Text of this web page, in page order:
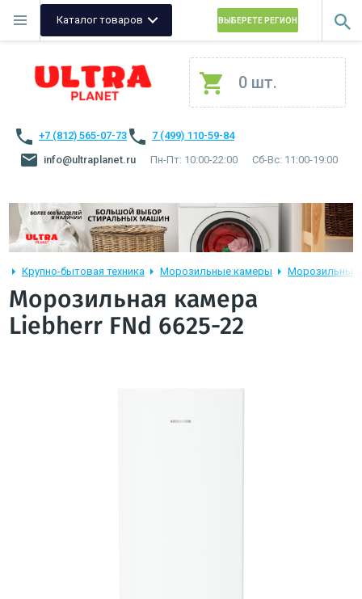
Каталог товаров ВЫБЕРЕТЕ РЕГИОН
0 шт.
+7 (812) 565-07-73
7 (499) 110-59-84
info@ultraplanet.ru
Пн-Пт: 10:00-22:00 Сб-Вс: 11:00-19:00
Крупно-бытовая техника Морозильные камеры Морозильные
Морозильная камера
Liebherr FNd 6625-22